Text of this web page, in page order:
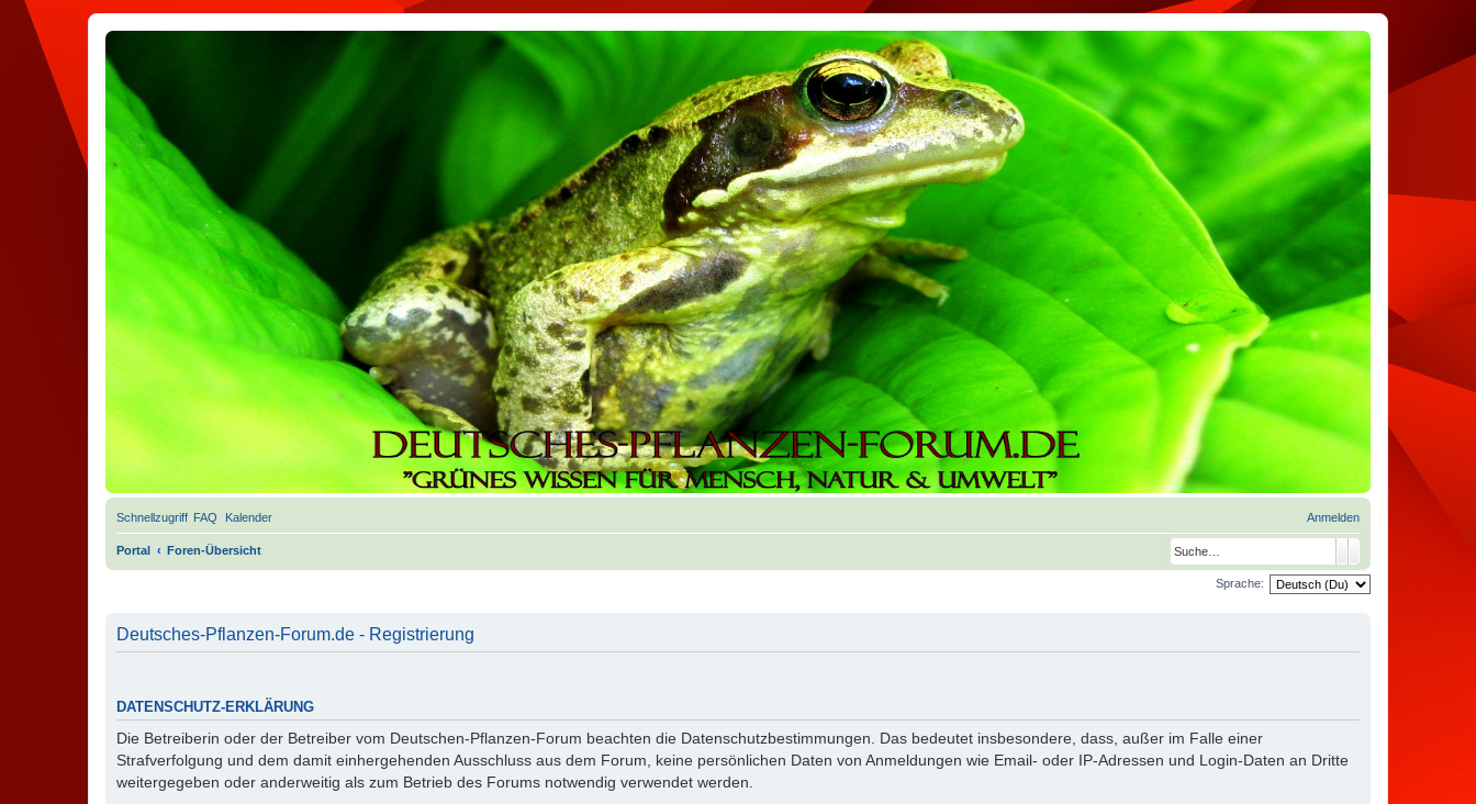
Schnellzugriff FAQ Kalender Anmelden
Portal Foren-Übersicht
Sprache:
Deutsches-Pflanzen-Forum.de - Registrierung
DATENSCHUTZ-ERKLÄRUNG
Die Betreiberin oder der Betreiber vom Deutschen-Pflanzen-Forum beachten die Datenschutzbestimmungen. Das bedeutet insbesondere, dass, außer im Falle einer
Strafverfolgung und dem damit einhergehenden Ausschluss aus dem Forum, keine persönlichen Daten von Anmeldungen wie Email- oder IP-Adressen und Login-Daten an Dritte
weitergegeben oder anderweitig als zum Betrieb des Forums notwendig verwendet werden.